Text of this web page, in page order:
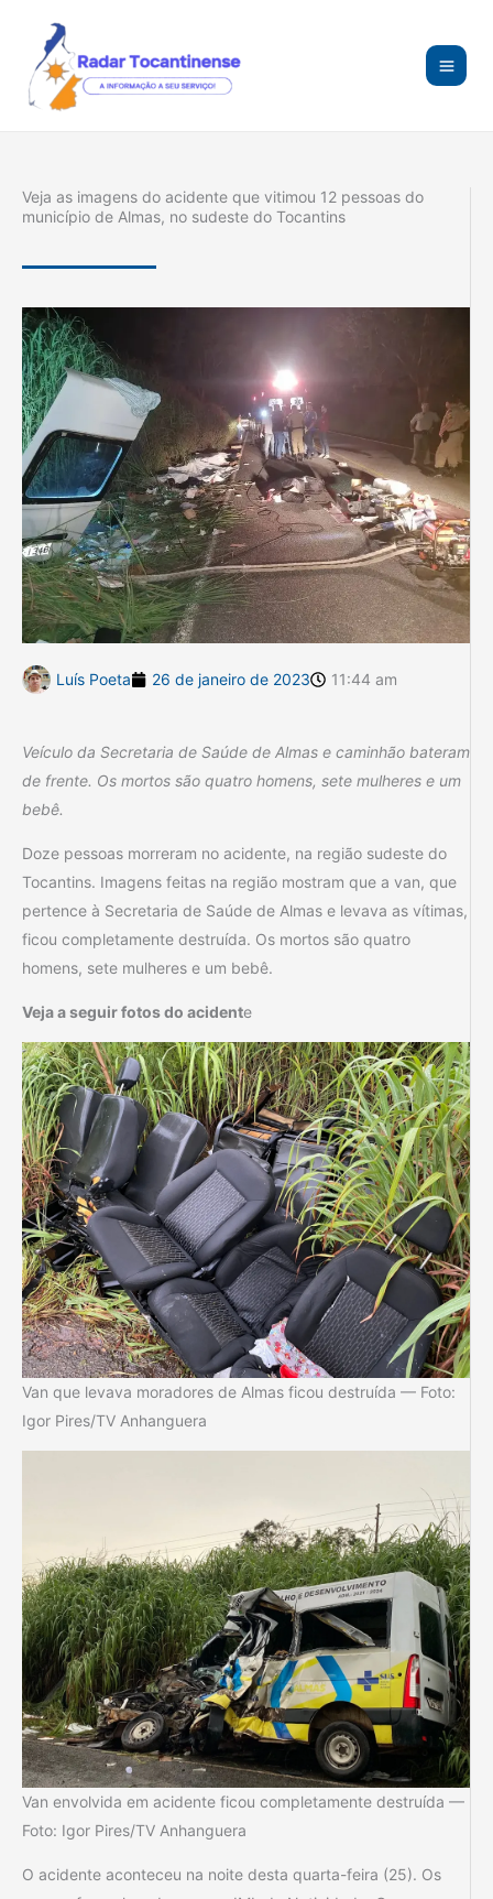
conteúdo
Veja as imagens do acidente que vitimou 12 pessoas do
município de Almas, no sudeste do Tocantins
Luís Poeta 26 de janeiro de 2023 11:44 am
Veículo da Secretaria de Saúde de Almas e caminhão bateram
de frente. Os mortos são quatro homens, sete mulheres e um
bebê.
Doze pessoas morreram no acidente, na região sudeste do
Tocantins. Imagens feitas na região mostram que a van, que
pertence à Secretaria de Saúde de Almas e levava as vítimas,
ficou completamente destruída. Os mortos são quatro
homens, sete mulheres e um bebê.
Veja a seguir fotos do acidente
Van que levava moradores de Almas ficou destruída — Foto:
Igor Pires/TV Anhanguera
Van envolvida em acidente ficou completamente destruída —
Foto: Igor Pires/TV Anhanguera
O acidente aconteceu na noite desta quarta-feira (25). Os